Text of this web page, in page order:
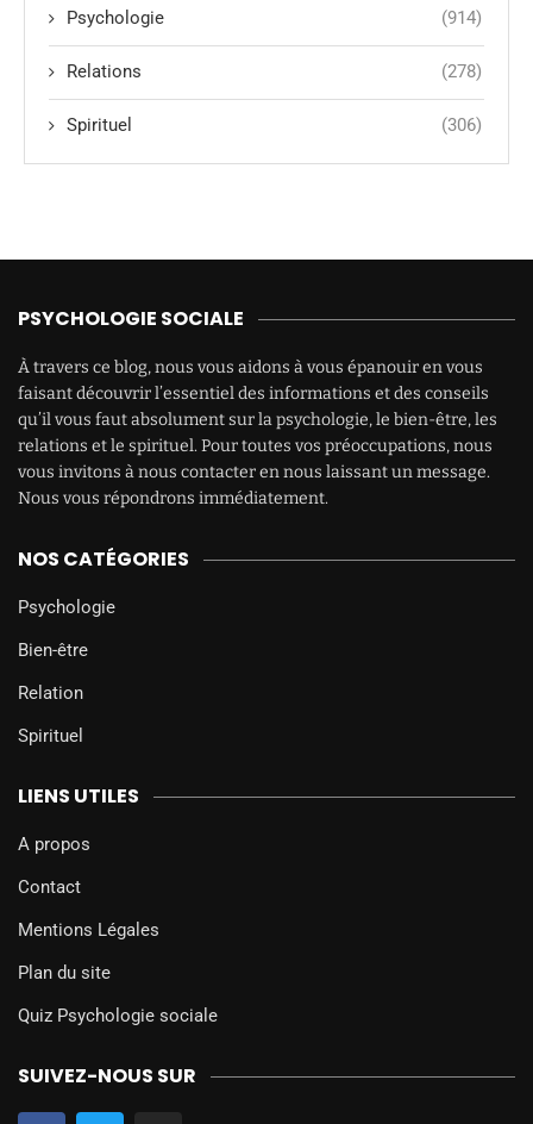
Psychologie (914)
Relations (278)
Spirituel (306)
PSYCHOLOGIE SOCIALE
À travers ce blog, nous vous aidons à vous épanouir en vous
faisant découvrir l’essentiel des informations et des conseils
qu’il vous faut absolument sur la psychologie, le bien-être, les
relations et le spirituel. Pour toutes vos préoccupations, nous
vous invitons à nous contacter en nous laissant un message.
Nous vous répondrons immédiatement.
NOS CATÉGORIES
Psychologie
Bien-être
Relation
Spirituel
LIENS UTILES
A propos
Contact
Mentions Légales
Plan du site
Quiz Psychologie sociale
SUIVEZ-NOUS SUR